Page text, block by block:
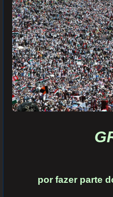
por fazer parte